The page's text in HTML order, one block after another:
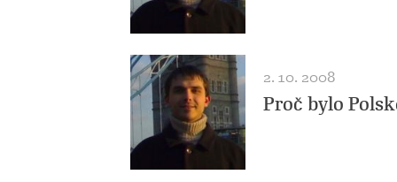
2. 10. 2008
Proč bylo